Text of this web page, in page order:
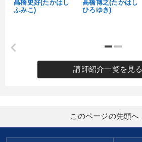
髙橋史好(たかはし
ふみこ)
高橋博之(たかはし
ひろゆき)
講師紹介一覧を見る
このページの先頭へ